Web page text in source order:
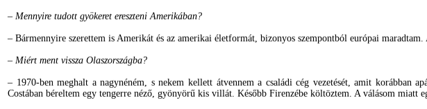
– Mennyire tudott gyökeret ereszteni Amerikában?
– Bármennyire szerettem is Amerikát és az amerikai életformát, bizonyos szempontból európai
– Miért ment vissza Olaszországba?
– 1970-ben meghalt a nagynéném, s nekem kellett átvennem a családi cég vezetését, amit korábban
Costában béreltem egy tengerre néző, gyönyörű kis villát. Később Firenzébe költöztem. A válásom miatt